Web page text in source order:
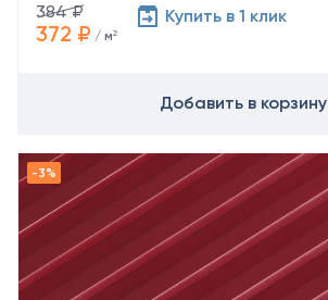
384 ₽
372 ₽ / м²
Купить в 1 клик
Добавить в корзину